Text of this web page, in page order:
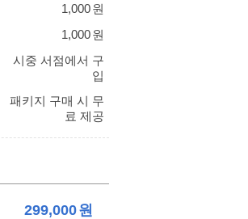
1,000원
1,000원
시중 서점에서 구
입
패키지 구매 시 무
료 제공
299,000원